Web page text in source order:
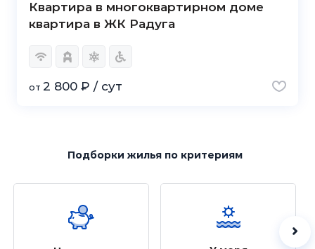
Квартира в многоквартирном доме
квартира в ЖК Радуга
от 2 800 ₽ / сут
Подборки жильяпо критериям